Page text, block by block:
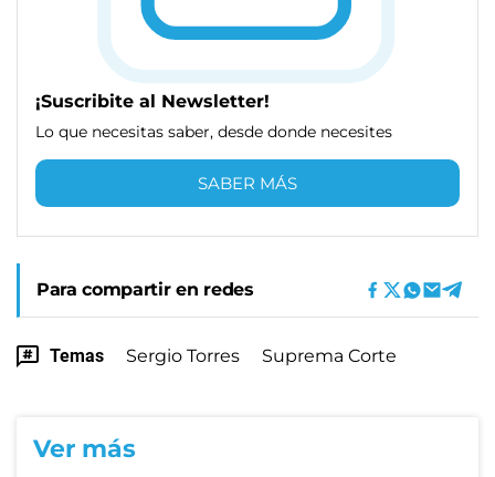
¡Suscribite al Newsletter!
Lo que necesitas saber, desde donde necesites
SABER MÁS
Para compartir en redes
Temas Sergio Torres Suprema Corte
Ver más